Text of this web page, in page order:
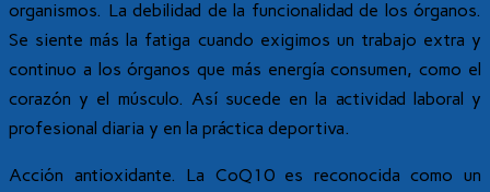
organismos. La debilidad de la funcionalidad de los órganos.
Se siente más la fatiga cuando exigimos un trabajo extra y
continuo a los órganos que más energía consumen, como el
corazón y el músculo. Así sucede en la actividad laboral y
profesional diaria y en la práctica deportiva.
Acción antioxidante. La CoQ10 es reconocida como un